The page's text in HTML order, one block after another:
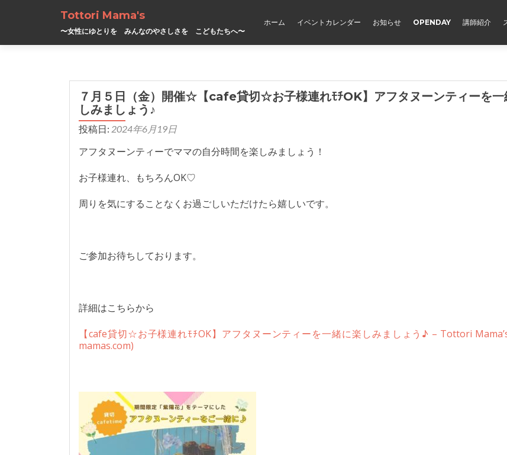
Tottori Mama's
〜女性にゆとりを みんなのやさしさを こどもたちへ〜
ホーム イベントカレンダー お知らせ OPENDAY 講師紹介
７月５日（金）開催☆【cafe貸切☆お子様連れﾓﾁOK】アフタヌーンティーを一
しみましょう♪
投稿日: 2024年6月19日
アフタヌーンティーでママの自分時間を楽しみましょう！
お子様連れ、もちろんOK♡
周りを気にすることなくお過ごしいただけたら嬉しいです。
ご参加お待ちしております。
詳細はこちらから
【cafe貸切☆お子様連れﾓﾁOK】アフタヌーンティーを一緒に楽しみましょう♪ – Tottori
mamas.com)